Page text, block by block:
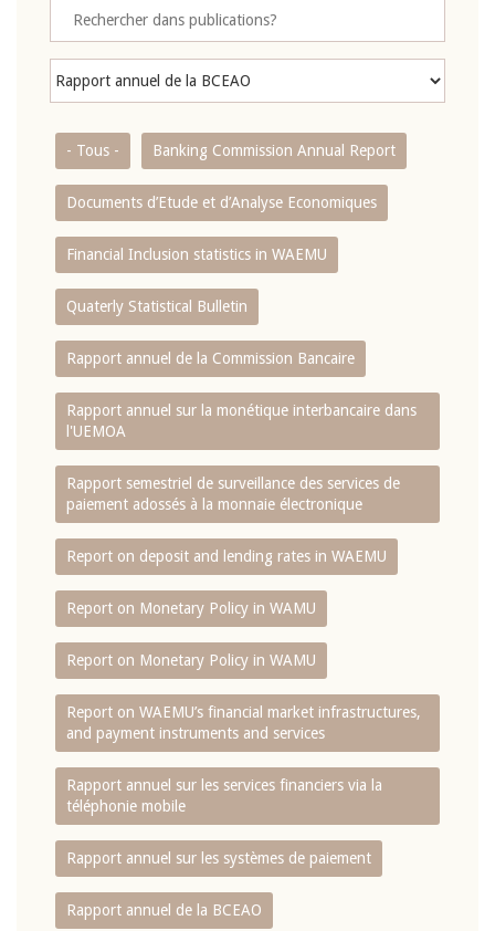
- Tous - Banking Commission Annual Report
Documents d’Etude et d’Analyse Economiques
Financial Inclusion statistics in WAEMU
Quaterly Statistical Bulletin
Rapport annuel de la Commission Bancaire
Rapport annuel sur la monétique interbancaire dans
l'UEMOA
Rapport semestriel de surveillance des services de
paiement adossés à la monnaie électronique
Report on deposit and lending rates in WAEMU
Report on Monetary Policy in WAMU
Report on Monetary Policy in WAMU
Report on WAEMU’s financial market infrastructures,
and payment instruments and services
Rapport annuel sur les services financiers via la
téléphonie mobile
Rapport annuel sur les systèmes de paiement
Rapport annuel de la BCEAO